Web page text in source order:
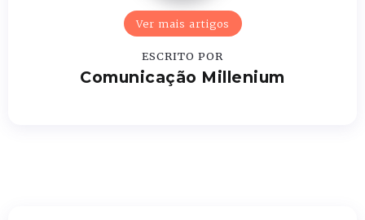
Ver mais artigos
ESCRITO POR
Comunicação Millenium